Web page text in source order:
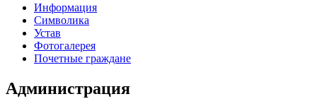
Информация
Символика
Устав
Фотогалерея
Почетные граждане
Администрация